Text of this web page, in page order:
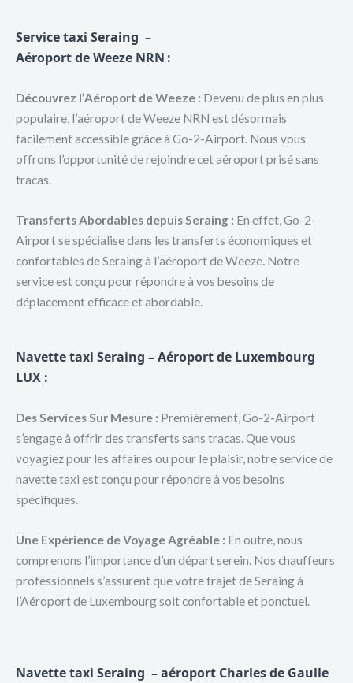
Service taxi Seraing –
Aéroport de Weeze NRN :
Découvrez l’Aéroport de Weeze : Devenu de plus en plus
populaire, l’aéroport de Weeze NRN est désormais
facilement accessible grâce à Go-2-Airport. Nous vous
offrons l’opportunité de rejoindre cet aéroport prisé sans
tracas.
Transferts Abordables depuis Seraing : En effet, Go-2-
Airport se spécialise dans les transferts économiques et
confortables de Seraing à l’aéroport de Weeze. Notre
service est conçu pour répondre à vos besoins de
déplacement efficace et abordable.
Navette taxi Seraing – Aéroport de Luxembourg
LUX :
Des Services Sur Mesure : Premièrement, Go-2-Airport
s’engage à offrir des transferts sans tracas. Que vous
voyagiez pour les affaires ou pour le plaisir, notre service de
navette taxi est conçu pour répondre à vos besoins
spécifiques.
Une Expérience de Voyage Agréable : En outre, nous
comprenons l’importance d’un départ serein. Nos chauffeurs
professionnels s’assurent que votre trajet de Seraing à
l’Aéroport de Luxembourg soit confortable et ponctuel.
Navette taxi Seraing – aéroport Charles de Gaulle